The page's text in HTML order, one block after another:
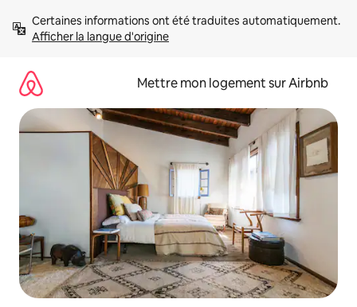
directement
Afficher la langue d'origine
Mettre mon logement sur Airbnb